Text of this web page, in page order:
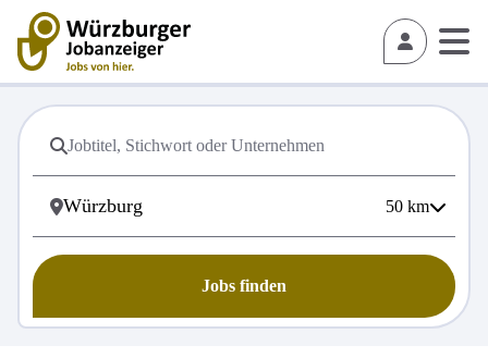
50 km
Jobs finden